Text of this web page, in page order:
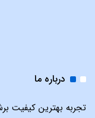
درباره ما
تجربه بهترین کیفیت